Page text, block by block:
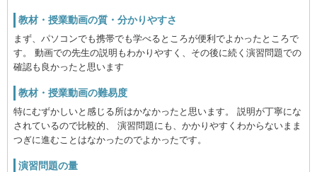
教材・授業動画の質・分かりやすさ
まず、パソコンでも携帯でも学べるところが便利でよかったところで
す。 動画での先生の説明もわかりやすく、その後に続く演習問題での
確認も良かったと思います
教材・授業動画の難易度
特にむずかしいと感じる所はかなかったと思います。 説明が丁寧にな
されているので比較的、 演習問題にも、かかりやすくわからないまま
つぎに進むことはなかったのでよかったです。
演習問題の量